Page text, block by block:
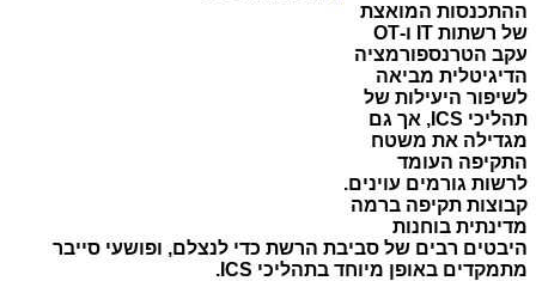
ההתכנסות המואצת
של רשתות IT ו-OT
עקב הטרנספורמציה
הדיגיטלית מביאה
לשיפור היעילות של
תהליכי ICS , אך גם
מגדילה את משטח
התקיפה העומד
לרשות גורמים עוינים.
קבוצות תקיפה ברמה
מדינתית בוחנות
היבטים רבים של סביבת הרשת כדי לנצלם, ופושעי סייבר
מתמקדים באופן מיוחד בתהליכי ICS
.